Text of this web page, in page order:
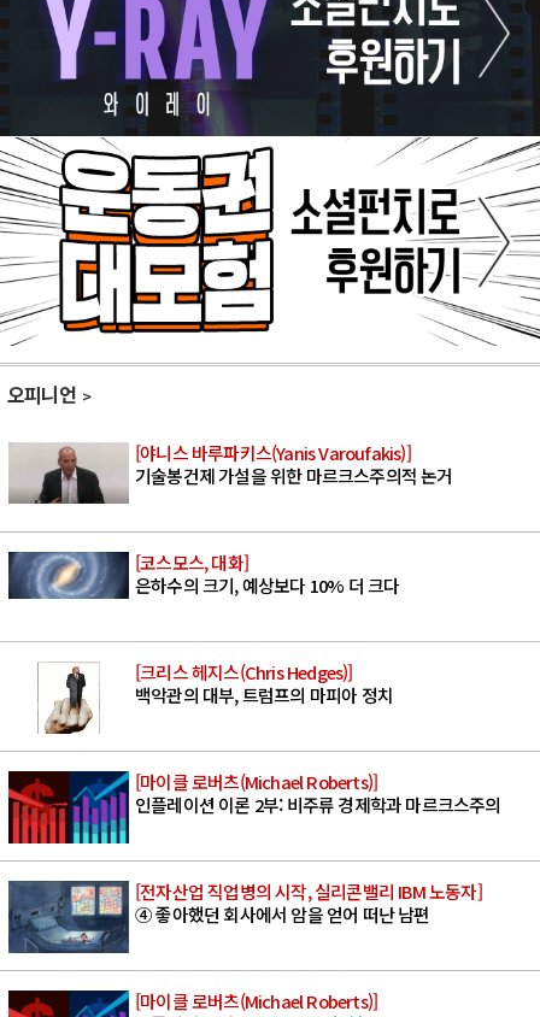
오피니언
[야니스 바루파키스(Yanis Varoufakis)]
기술봉건제 가설을 위한 마르크스주의적 논거
[코스모스, 대화]
은하수의 크기, 예상보다 10% 더 크다
[크리스 헤지스(Chris Hedges)]
백악관의 대부, 트럼프의 마피아 정치
[마이클 로버츠(Michael Roberts)]
인플레이션 이론 2부: 비주류 경제학과 마르크스주의
[전자산업 직업병의 시작, 실리콘밸리 IBM 노동자]
④ 좋아했던 회사에서 암을 얻어 떠난 남편
[마이클 로버츠(Michael Roberts)]